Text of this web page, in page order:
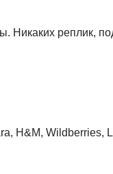
Никаких реплик,
H&M, Wildberries,